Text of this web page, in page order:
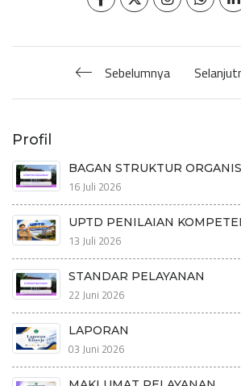
Sebelumnya
Profil
BAGAN STRUKTUR
16 Juli 2026
UPTD PENILAIAN
13 Juli 2026
STANDAR PELAYANAN
22 Juni 2026
LAPORAN
03 Juni 2026